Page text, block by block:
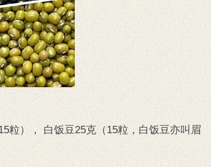
粒）， 白饭豆25克（15粒，白饭豆亦叫眉